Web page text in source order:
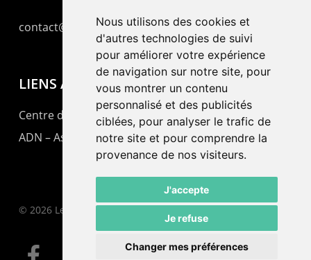
Nous utilisons des cookies et
d'autres technologies de suivi
pour améliorer votre expérience
de navigation sur notre site, pour
vous montrer un contenu
personnalisé et des publicités
ciblées, pour analyser le trafic de
notre site et pour comprendre la
provenance de nos visiteurs.
J'accepte
Je refuse
Changer mes préférences
contact@lepommier.ch
LIENS AMIS
Centre de culture ABC
ADN – Association Danse Neuchâtel
© 2026 Le Pommier.
facebook email